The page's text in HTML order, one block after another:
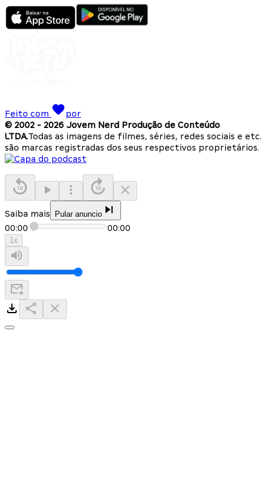
Feito com
por
© 2002 - 2026 Jovem Nerd Produção de Conteúdo
LTDA.Todas as imagens de filmes, séries, redes sociais e etc.
são marcas registradas dos seus respectivos proprietários.
Saiba mais Pular anuncio
00:00 00:00
1x